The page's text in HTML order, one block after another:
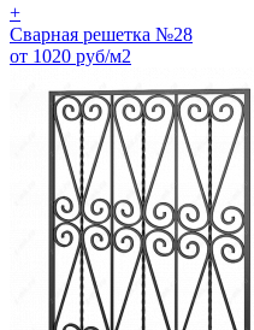
+
Сварная решетка №28
от 1020 руб/м2